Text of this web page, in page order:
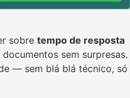
sobre tempo de resposta
documentos sem surpresas.
— sem blá blá técnico, só